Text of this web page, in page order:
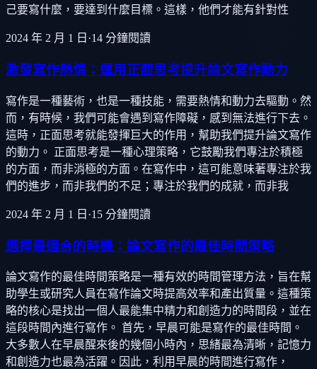
己要寫什麼，要達到什麼目標。這樣，他們才能有針對性
2024 年 2 月 1 日 ·14 分鐘閱讀
激發寫作熱情：運用正面思考提升論文寫作動力
寫作是一種藝術，也是一種技能，需要熱情和動力去驅動。然
而，有時候，我們可能會遇到寫作障礙，感到無法進行下去。
這時，正面思考就能發揮巨大的作用，幫助我們提升論文寫作
的動力。 正面思考是一種心理策略，它鼓勵我們專注於積極
的方面，而非消極的方面。在寫作中，這可能意味著專注於我
們的進步，而非我們的不足；專注於我們的成就，而非我
2024 年 2 月 1 日 ·15 分鐘閱讀
選擇最適合的時機：論文寫作的最佳時間策略
論文寫作的最佳時間策略是一種有效的時間管理方法，旨在幫
助學生或研究人員在寫作論文時提高效率和產出質量。這種策
略的核心是找出一個人最能集中精力和創造力的時間段，並在
這段時間內進行寫作。 首先，早晨可能是寫作的最佳時間。
大多數人在早晨醒來後的幾個小時內，思緒最為清晰，記憶力
和創造力也最為活躍。因此，利用早晨的時間進行寫作，